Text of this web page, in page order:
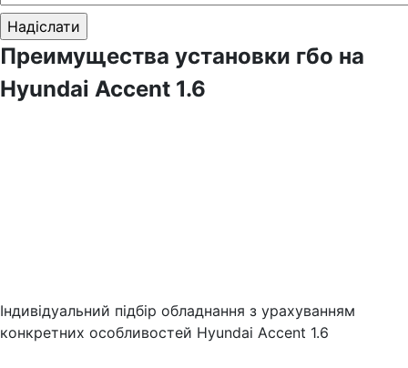
Преимущества установки гбо на
Hyundai Accent 1.6
Індивідуальний підбір обладнання з урахуванням
конкретних особливостей Hyundai Accent 1.6